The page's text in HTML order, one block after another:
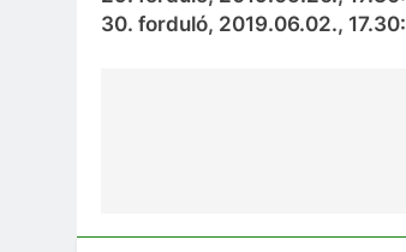
30. forduló, 2019.06.02., 17.30: